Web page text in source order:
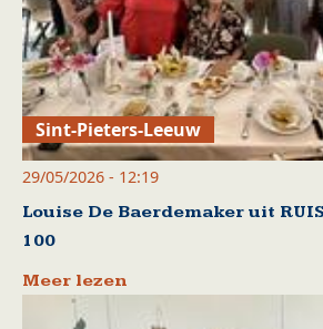
Sint-Pieters-Leeuw
29/05/2026 - 12:19
Louise De Baerdemaker uit
100
Meer lezen